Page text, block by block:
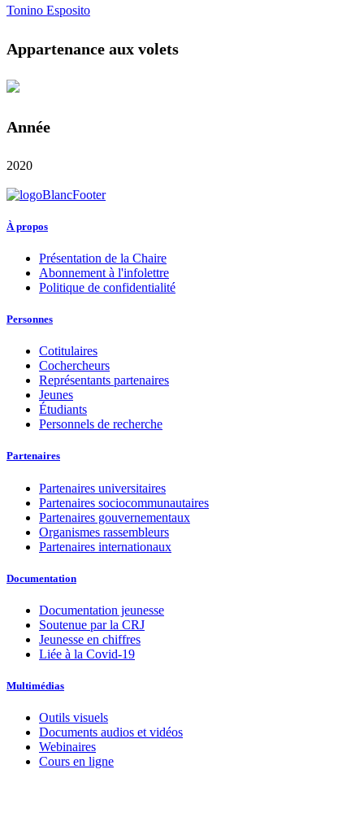
Tonino Esposito
Appartenance aux volets
Année
2020
À propos
Présentation de la Chaire
Abonnement à l'infolettre
Politique de confidentialité
Personnes
Cotitulaires
Cochercheurs
Représentants partenaires
Jeunes
Étudiants
Personnels de recherche
Partenaires
Partenaires universitaires
Partenaires sociocommunautaires
Partenaires gouvernementaux
Organismes rassembleurs
Partenaires internationaux
Documentation
Documentation jeunesse
Soutenue par la CRJ
Jeunesse en chiffres
Liée à la Covid-19
Multimédias
Outils visuels
Documents audios et vidéos
Webinaires
Cours en ligne